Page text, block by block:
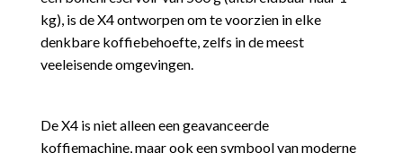
kg), is de X4 ontworpen om te voorzien in elke
denkbare koffiebehoefte, zelfs in de meest
veeleisende omgevingen.
De X4 is niet alleen een geavanceerde
koffiemachine, maar ook een symbool van moderne